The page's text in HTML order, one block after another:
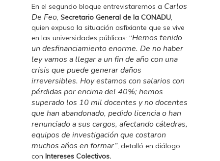
En el segundo bloque entrevistaremos a Carlos
De Feo,Secretario General de la CONADU,
quien expuso la situación asfixiante que se vive
en las universidades públicas: “Hemos tenido
un desfinanciamiento enorme. De no haber
ley vamos a llegar a un fin de año con una
crisis que puede generar daños
irreversibles. Hoy estamos con salarios con
pérdidas por encima del 40%; hemos
superado los 10 mil docentes y no docentes
que han abandonado, pedido licencia o han
renunciado a sus cargos, afectando cátedras,
equipos de investigación que costaron
muchos años en formar”, detalló en diálogo
conIntereses Colectivos.